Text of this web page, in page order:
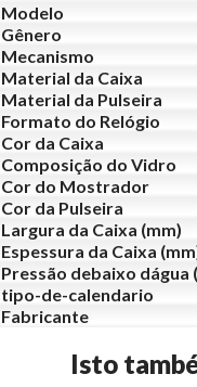
Modelo
Gênero
Mecanismo
Material da Caixa
Material da Pulseira
Formato do Relógio
Cor da Caixa
Composição do Vidro
Cor do Mostrador
Cor da Pulseira
Largura da Caixa (mm)
Espessura da Caixa
Pressão debaixo dágua
tipo-de-calendario
Fabricante
Isto